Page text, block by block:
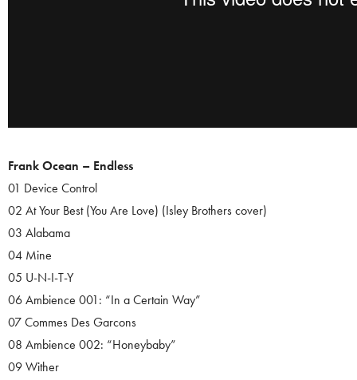
Frank Ocean – Endless
01 Device Control
02 At Your Best (You Are Love) (Isley Brothers cover)
03 Alabama
04 Mine
05 U-N-I-T-Y
06 Ambience 001: “In a Certain Way”
07 Commes Des Garcons
08 Ambience 002: “Honeybaby”
09 Wither